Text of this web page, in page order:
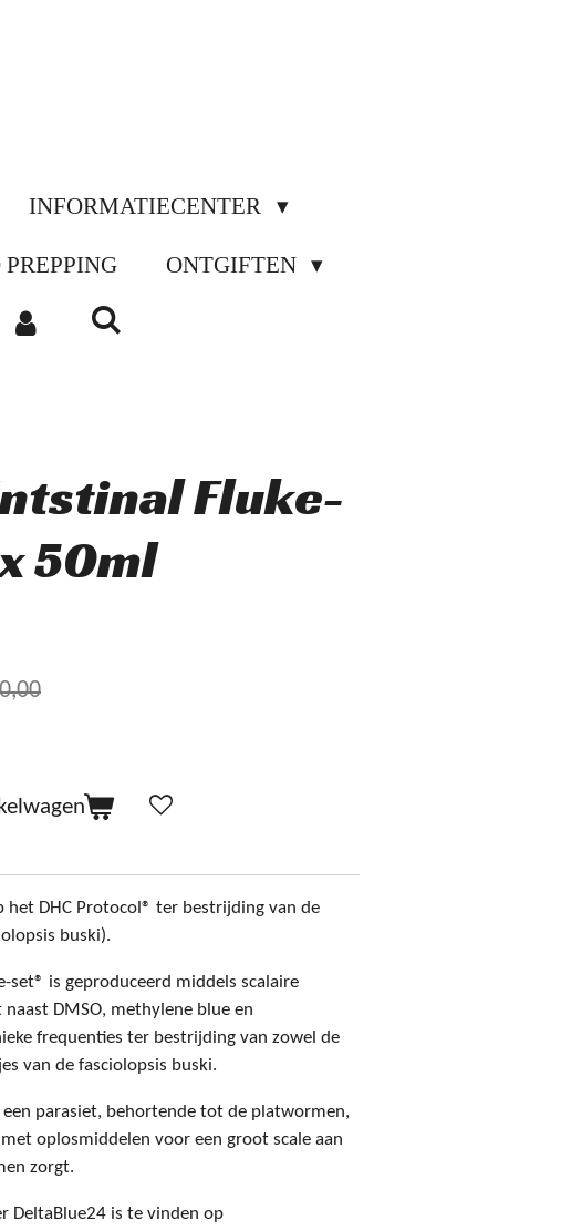
INFORMATIECENTER
ONTGIFTEN
Fluke-
50ml
het DHC Protocol® ter bestrijding van de
buski).
set® is geproduceerd middels scalaire
DMSO, methylene blue en
frequenties ter bestrijding van zowel de
van de fasciolopsis buski.
een parasiet, behortende tot de platwormen,
oplosmiddelen voor een groot scale aan
zorgt.
DeltaBlue24 is te vinden op